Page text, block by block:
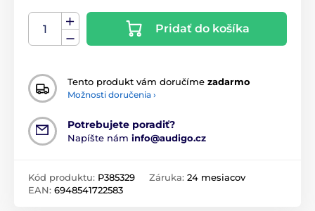
Pridať do košíka
Tento produkt vám doručíme zadarmo
Možnosti doručenia ›
Potrebujete poradiť?
Napíšte nám info@audigo.cz
Kód produktu: P385329
EAN: 6948541722583
Záruka: 24 mesiacov